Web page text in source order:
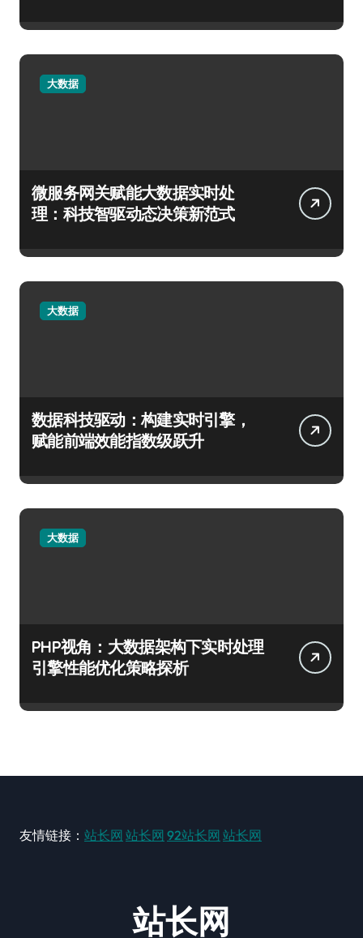
大数据
微服务网关赋能大数据实时处
理：科技智驱动态决策新范式
大数据
数据科技驱动：构建实时引擎，
赋能前端效能指数级跃升
大数据
PHP视角：大数据架构下实时处理
引擎性能优化策略探析
友情链接： 站长网 站长网 92站长网 站长网
站长网